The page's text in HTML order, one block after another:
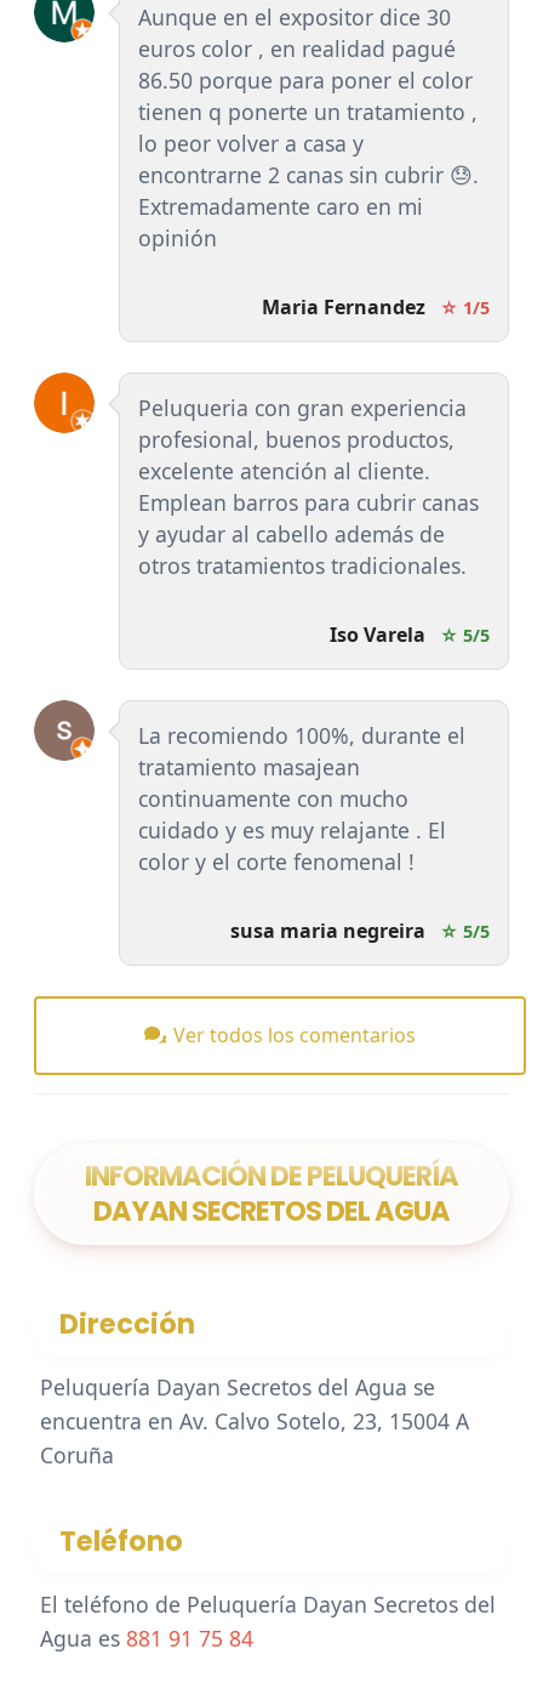
Aunque en el expositor dice 30
euros color , en realidad pagué
86.50 porque para poner el color
tienen q ponerte un tratamiento ,
lo peor volver a casa y
encontrarne 2 canas sin cubrir 😓.
Extremadamente caro en mi
opinión
Maria Fernandez ☆ 1/5
Peluqueria con gran experiencia
profesional, buenos productos,
excelente atención al cliente.
Emplean barros para cubrir canas
y ayudar al cabello además de
otros tratamientos tradicionales.
Iso Varela ☆ 5/5
La recomiendo 100%, durante el
tratamiento masajean
continuamente con mucho
cuidado y es muy relajante . El
color y el corte fenomenal !
susa maria negreira ☆ 5/5
Ver todos los comentarios
INFORMACIÓN DE PELUQUERÍA
DAYAN SECRETOS DEL AGUA
Dirección
Peluquería Dayan Secretos del Agua se
encuentra en Av. Calvo Sotelo, 23, 15004 A
Coruña
Teléfono
El teléfono de Peluquería Dayan Secretos del
Agua es 881 91 75 84